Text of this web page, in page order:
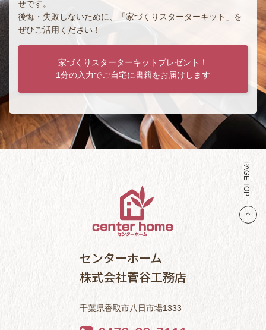
せです。
後悔・失敗しないために、「家づくりスターターキット」を
ぜひご活用ください！
家づくりスターターキットプレゼント！
1分の入力でご自宅に書籍をお届けします
PAGE TOP
センターホーム
株式会社菅谷工務店
千葉県香取市八日市場1333